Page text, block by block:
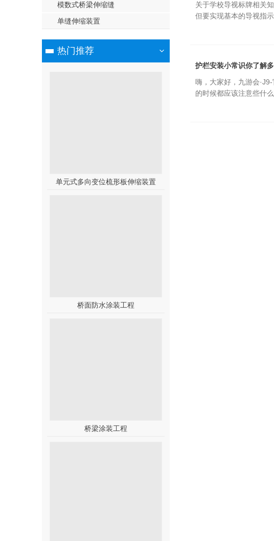
模数式桥梁伸缩缝
单缝伸缩装置
热门推荐
单元式多向变位梳形板伸缩装置
桥面防水涂装工程
桥梁涂装工程
关于学校导视标牌相关
但要实现基本的导视
护栏安装小常识你了解
嗨，大家好，九游会
的时候都应该注意些什